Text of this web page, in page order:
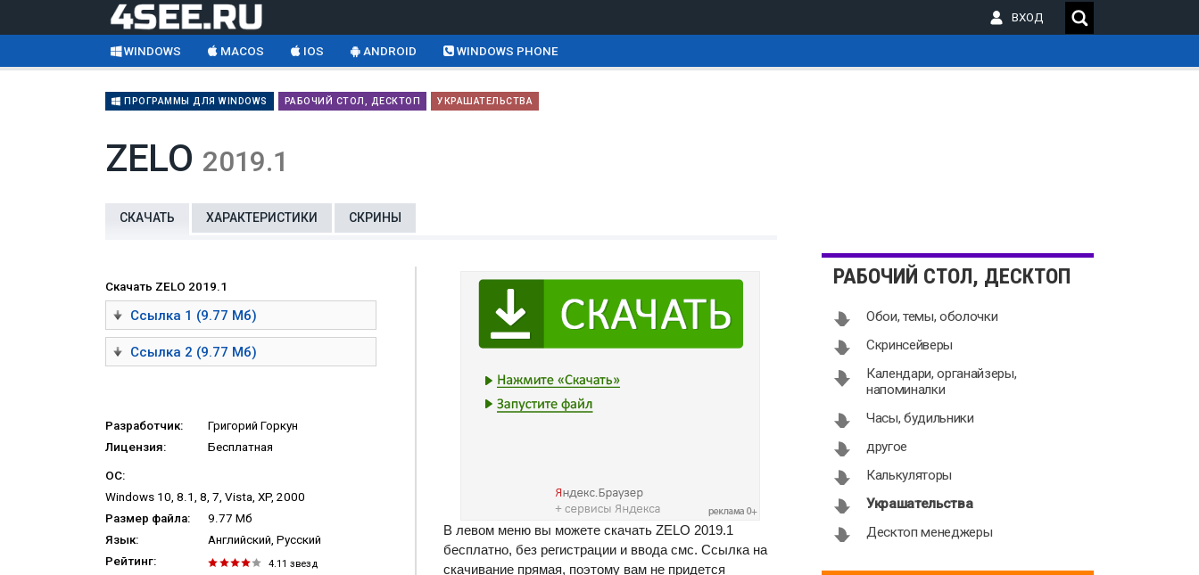
ВХОД
WINDOWS MACOS IOS ANDROID WINDOWS PHONE
ПРОГРАММЫ ДЛЯ WINDOWS РАБОЧИЙ СТОЛ, ДЕСКТОП УКРАШАТЕЛЬСТВА
ZELO 2019.1
СКАЧАТЬ ХАРАКТЕРИСТИКИ СКРИНЫ
Скачать ZELO 2019.1
Ссылка 1 (9.77 Мб)
Ссылка 2 (9.77 Мб)
Разработчик:
Григорий Горкун
Лицензия:
Бесплатная
ОС:
Windows 10, 8.1, 8, 7, Vista, XP, 2000
Размер файла:
9.77 Мб
Язык:
Английский, Русский
Рейтинг:
4.11 звезд
В левом меню вы можете скачать ZELO 2019.1
бесплатно, без регистрации и ввода смс. Ссылка на
скачивание прямая, поэтому вам не придется
РАБОЧИЙ СТОЛ, ДЕСКТОП
Обои, темы, оболочки
Скринсейверы
Календари, органайзеры,
напоминалки
Часы, будильники
другое
Калькуляторы
Украшательства
Десктоп менеджеры